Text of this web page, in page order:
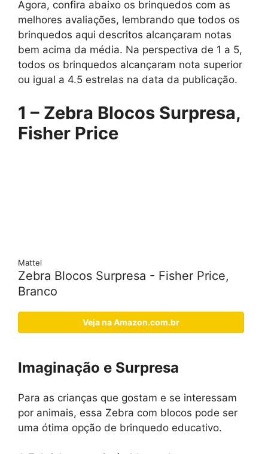
Agora, confira abaixo os brinquedos com as
melhores avaliações, lembrando que todos os
brinquedos aqui descritos alcançaram notas
bem acima da média. Na perspectiva de 1 a 5,
todos os brinquedos alcançaram nota superior
ou igual a 4.5 estrelas na data da publicação.
1 – Zebra Blocos Surpresa,
Fisher Price
Mattel
Zebra Blocos Surpresa - Fisher Price,
Branco
Veja na Amazon.com.br
Imaginação e Surpresa
Para as crianças que gostam e se interessam
por animais, essa Zebra com blocos pode ser
uma ótima opção de brinquedo educativo.